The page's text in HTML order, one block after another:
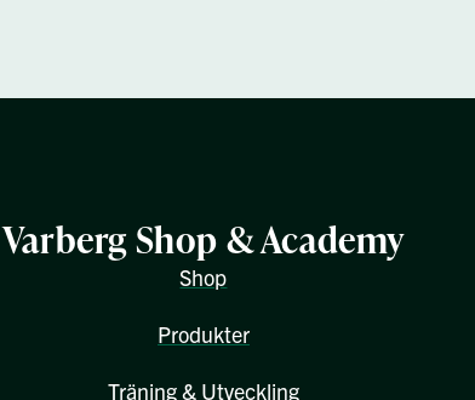
Varberg Shop & Academy
Shop
Produkter
Träning & Utveckling